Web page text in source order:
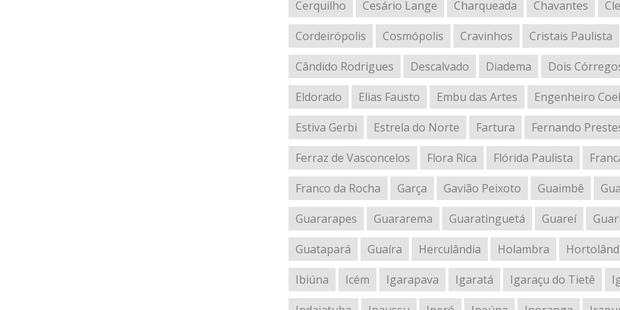
Cerquilho Cesário Lange Charqueada Chavantes
Cordeirópolis
Cosmópolis Cravinhos
Cristais Paulista
Cândido Rodrigues
Descalvado Diadema
Dois
Eldorado
Elias Fausto Embu das Artes
Engenheiro
Estiva Gerbi
Estrela do Norte Fartura
Fernando
Ferraz de Vasconcelos
Flora Rica Flórida Paulista
Franco da Rocha
Garça Gavião Peixoto Guaimbê
Guararapes
Guararema Guaratinguetá Guareí
Guatapará
Guaíra Herculândia Holambra
Ibiúna
Icém Igarapava Igaratá Igaraçu do Tietê